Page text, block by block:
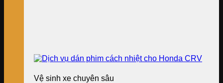
Vệ sinh xe chuyên sâu